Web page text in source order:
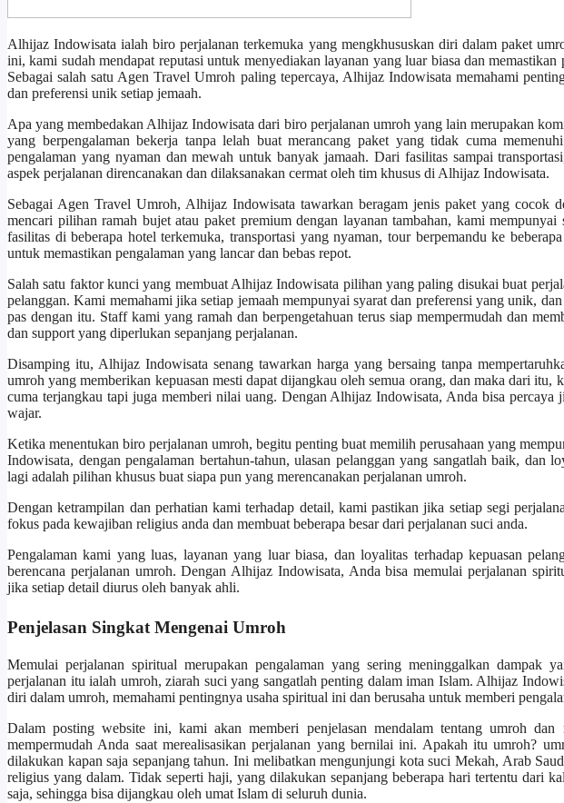
Alhijaz Indowisata ialah biro perjalanan terkemuka yang mengkhususkan diri dalam paket
ini, kami sudah mendapat reputasi untuk menyediakan layanan yang luar biasa dan
Sebagai salah satu Agen Travel Umroh paling tepercaya, Alhijaz Indowisata memahami
dan preferensi unik setiap jemaah.
Apa yang membedakan Alhijaz Indowisata dari biro perjalanan umroh yang lain merupakan
yang berpengalaman bekerja tanpa lelah buat merancang paket yang tidak cuma
pengalaman yang nyaman dan mewah untuk banyak jamaah. Dari fasilitas sampai
aspek perjalanan direncanakan dan dilaksanakan cermat oleh tim khusus di Alhijaz Indowisata.
Sebagai Agen Travel Umroh, Alhijaz Indowisata tawarkan beragam jenis paket yang cocok
mencari pilihan ramah bujet atau paket premium dengan layanan tambahan, kami
fasilitas di beberapa hotel terkemuka, transportasi yang nyaman, tour berpemandu ke
untuk memastikan pengalaman yang lancar dan bebas repot.
Salah satu faktor kunci yang membuat Alhijaz Indowisata pilihan yang paling disukai buat
pelanggan. Kami memahami jika setiap jemaah mempunyai syarat dan preferensi yang unik,
pas dengan itu. Staff kami yang ramah dan berpengetahuan terus siap mempermudah dan
dan support yang diperlukan sepanjang perjalanan.
Disamping itu, Alhijaz Indowisata senang tawarkan harga yang bersaing tanpa
umroh yang memberikan kepuasan mesti dapat dijangkau oleh semua orang, dan maka dari itu,
cuma terjangkau tapi juga memberi nilai uang. Dengan Alhijaz Indowisata, Anda bisa percaya
wajar.
Ketika menentukan biro perjalanan umroh, begitu penting buat memilih perusahaan yang
Indowisata, dengan pengalaman bertahun-tahun, ulasan pelanggan yang sangatlah baik, dan
lagi adalah pilihan khusus buat siapa pun yang merencanakan perjalanan umroh.
Dengan ketrampilan dan perhatian kami terhadap detail, kami pastikan jika setiap segi
fokus pada kewajiban religius anda dan membuat beberapa besar dari perjalanan suci anda.
Pengalaman kami yang luas, layanan yang luar biasa, dan loyalitas terhadap kepuasan
berencana perjalanan umroh. Dengan Alhijaz Indowisata, Anda bisa memulai perjalanan
jika setiap detail diurus oleh banyak ahli.
Penjelasan Singkat Mengenai Umroh
Memulai perjalanan spiritual merupakan pengalaman yang sering meninggalkan dampak
perjalanan itu ialah umroh, ziarah suci yang sangatlah penting dalam iman Islam. Alhijaz
diri dalam umroh, memahami pentingnya usaha spiritual ini dan berusaha untuk memberi
Dalam posting website ini, kami akan memberi penjelasan mendalam tentang umroh dan
mempermudah Anda saat merealisasikan perjalanan yang bernilai ini. Apakah itu umroh?
dilakukan kapan saja sepanjang tahun. Ini melibatkan mengunjungi kota suci Mekah, Arab
religius yang dalam. Tidak seperti haji, yang dilakukan sepanjang beberapa hari tertentu dari
saja, sehingga bisa dijangkau oleh umat Islam di seluruh dunia.